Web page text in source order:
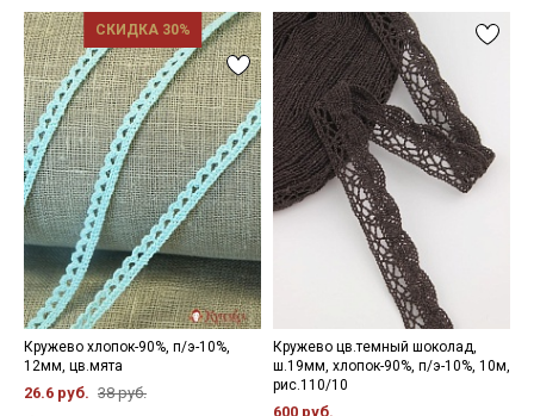
СКИДКА 30%
Кружево хлопок-90%, п/э-10%,
12мм, цв.мята
26.6 руб. 38 руб.
Кружево цв.темный шоколад,
ш.19мм, хлопок-90%, п/э-10%, 10м,
рис.110/10
600 руб.